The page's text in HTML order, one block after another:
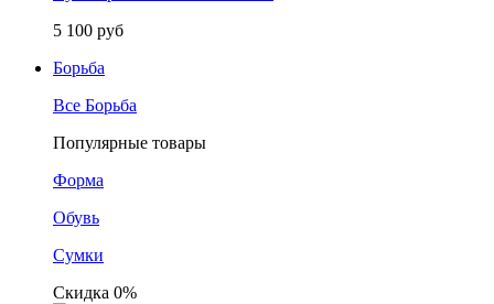
5 100 руб
Борьба
Все Борьба
Популярные товары
Форма
Обувь
Сумки
Скидка 0%